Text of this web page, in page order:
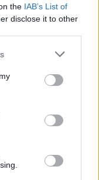
the IAB’s List of
disclose it to other
or more Google
You may click to
party tags to
in below Google
-
- Dead
trailer